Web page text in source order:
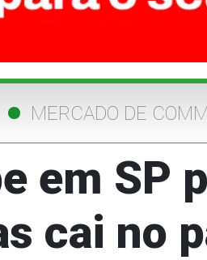
MERCADO DE
em SP
cai no